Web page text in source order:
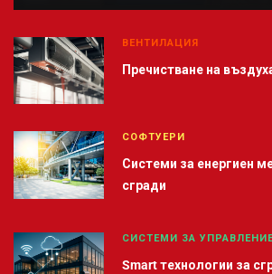
ВЕНТИЛАЦИЯ
Пречистване на
СОФТУЕРИ
Системи за енергиен
сгради
СИСТЕМИ ЗА
Smart технологии за